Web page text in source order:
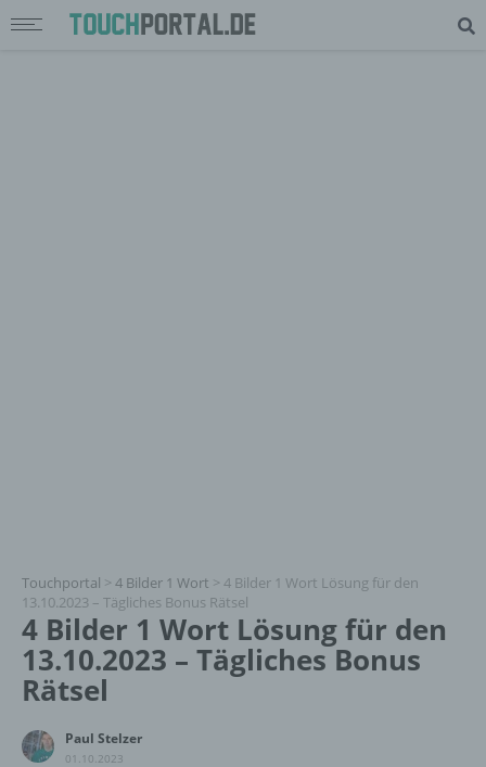
Touchportal > 4 Bilder 1 Wort > 4 Bilder 1 Wort Lösung für den
13.10.2023 – Tägliches Bonus Rätsel
4 Bilder 1 Wort Lösung für den
13.10.2023 – Tägliches Bonus
Rätsel
Paul Stelzer
01.10.2023